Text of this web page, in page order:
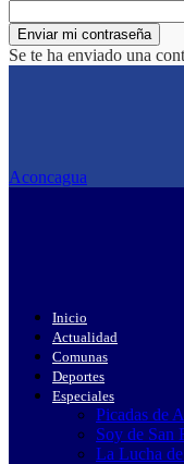
Se te ha enviado una
Aconcagua
Inicio
Actualidad
Comunas
Deportes
Especiales
Picadas de
Soy de San
La Lucha